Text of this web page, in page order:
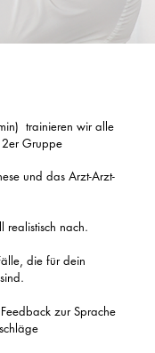
trainieren wir alle
2er Gruppe
und das Arzt-Arzt-
realistisch nach.
die für dein
zur Sprache